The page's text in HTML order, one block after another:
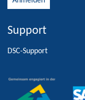
Alternative:
Support
DSC-Support